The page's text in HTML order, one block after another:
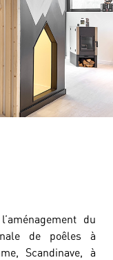
du
de poêles à
Scandinave, à